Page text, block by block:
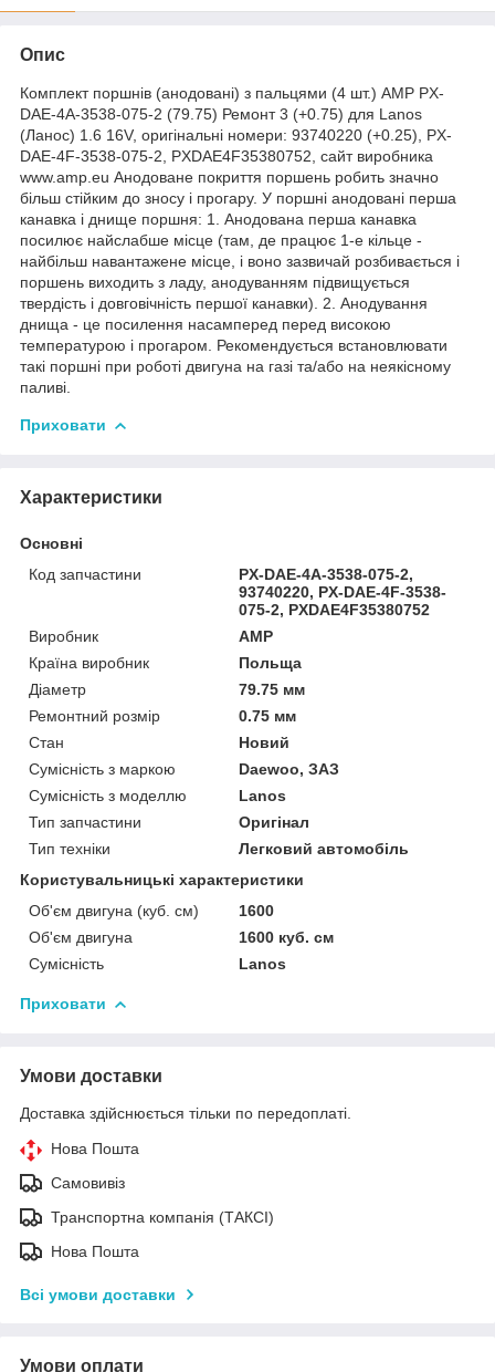
Опис
Комплект поршнів (анодовані) з пальцями (4 шт.) AMP PX-
DAE-4A-3538-075-2 (79.75) Ремонт 3 (+0.75) для Lanos
(Ланос) 1.6 16V, оригінальні номери: 93740220 (+0.25), PX-
DAE-4F-3538-075-2, PXDAE4F35380752, сайт виробника
www.amp.eu Анодоване покриття поршень робить значно
більш стійким до зносу і прогару. У поршні анодовані перша
канавка і днище поршня: 1. Анодована перша канавка
посилює найслабше місце (там, де працює 1-е кільце -
найбільш навантажене місце, і воно зазвичай розбивається і
поршень виходить з ладу, анодуванням підвищується
твердість і довговічність першої канавки). 2. Анодування
днища - це посилення насамперед перед високою
температурою і прогаром. Рекомендується встановлювати
такі поршні при роботі двигуна на газі та/або на неякісному
паливі.
Приховати
Характеристики
Основні
Код запчастини
PX-DAE-4A-3538-075-2,
93740220, PX-DAE-4F-3538-
075-2, PXDAE4F35380752
Виробник
AMP
Країна виробник
Польща
Діаметр
79.75 мм
Ремонтний розмір
0.75 мм
Стан
Новий
Сумісність з маркою
Daewoo, ЗАЗ
Сумісність з моделлю
Lanos
Тип запчастини
Оригінал
Тип техніки
Легковий автомобіль
Користувальницькі характеристики
Об'єм двигуна (куб. см)
1600
Об'єм двигуна
1600 куб. cм
Сумісність
Lanos
Приховати
Умови доставки
Доставка здійснюється тільки по передоплаті.
Нова Пошта
Самовивіз
Транспортна компанія (ТАКСІ)
Нова Пошта
Всі умови доставки
Умови оплати